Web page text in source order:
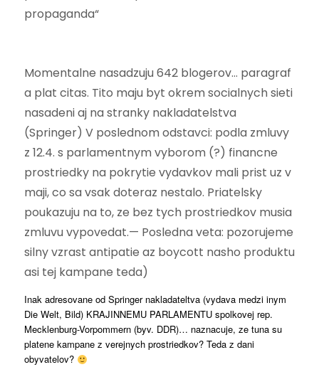
propaganda“
Momentalne nasadzuju 642 blogerov… paragraf
a plat citas. Tito maju byt okrem socialnych sieti
nasadeni aj na stranky nakladatelstva
(Springer) V poslednom odstavci: podla zmluvy
z 12.4. s parlamentnym vyborom (?) financne
prostriedky na pokrytie vydavkov mali prist uz v
maji, co sa vsak doteraz nestalo. Priatelsky
poukazuju na to, ze bez tych prostriedkov musia
zmluvu vypovedat.— Posledna veta: pozorujeme
silny vzrast antipatie az boycott nasho produktu
asi tej kampane teda)
Inak adresovane od Springer nakladateltva (vydava medzi inym
Die Welt, Bild) KRAJINNEMU PARLAMENTU spolkovej rep.
Mecklenburg-Vorpommern (byv. DDR)… naznacuje, ze tuna su
platene kampane z verejnych prostriedkov? Teda z dani
obyvatelov?